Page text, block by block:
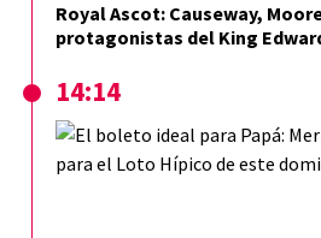
Royal Ascot: Causeway,
protagonistas del King
14:14